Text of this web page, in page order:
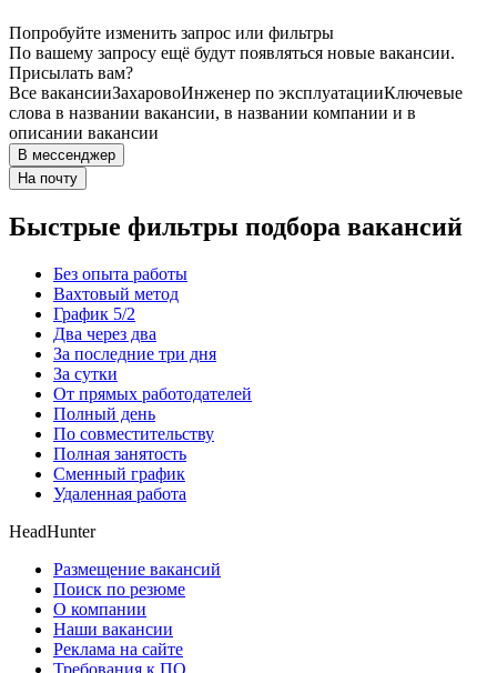
Попробуйте изменить запрос или фильтры
По вашему запросу ещё будут появляться новые вакансии.
Присылать вам?
Все вакансииЗахаровоИнженер по эксплуатацииКлючевые
слова в названии вакансии, в названии компании и в
описании вакансии
В мессенджер
На почту
Быстрые фильтры подбора вакансий
Без опыта работы
Вахтовый метод
График 5/2
Два через два
За последние три дня
За сутки
От прямых работодателей
Полный день
По совместительству
Полная занятость
Сменный график
Удаленная работа
HeadHunter
Размещение вакансий
Поиск по резюме
О компании
Наши вакансии
Реклама на сайте
Требования к ПО